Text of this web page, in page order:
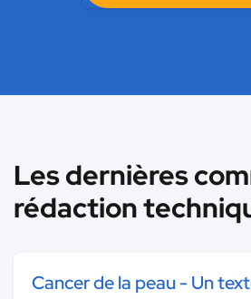
Les dernières
rédaction
Cancer de la peau - Un